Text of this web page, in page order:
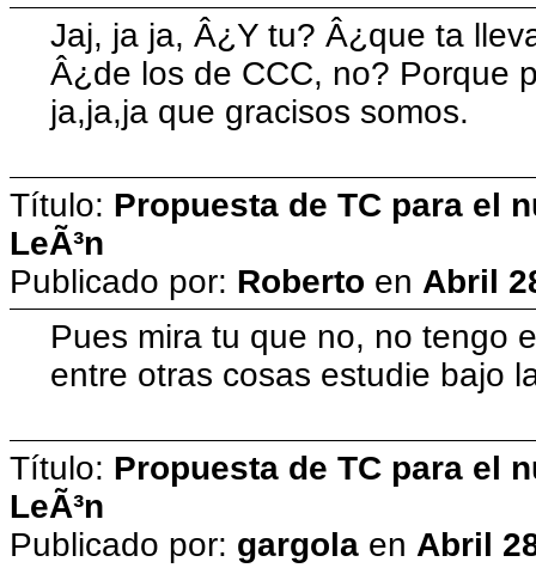
Jaj, ja ja, Â¿Y tu? Â¿que ta
Â¿de los de CCC, no? Porque
ja,ja,ja que gracisos somos.
Título: Propuesta de TC para el
LeÃ³n
Publicado por: Roberto en Abril
Pues mira tu que no, no tengo
entre otras cosas estudie bajo
Título: Propuesta de TC para el
LeÃ³n
Publicado por: gargola en Abril